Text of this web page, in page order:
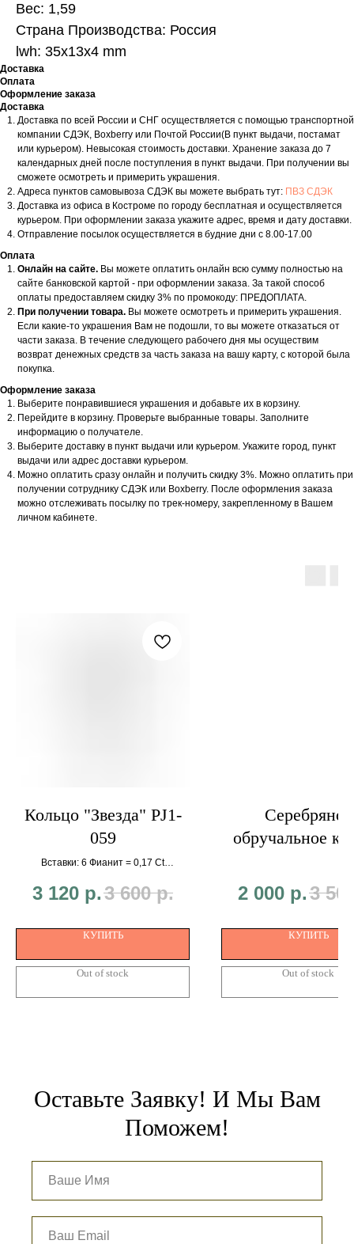
Вес: 1,59
Страна Производства: Россия
lwh: 35x13x4 mm
Доставка
Оплата
Оформление заказа
Доставка
Доставка по всей России и СНГ осуществляется с помощью транспортной
компании СДЭК, Boxberry или Почтой России(В пункт выдачи, постамат
или курьером). Невысокая стоимость доставки. Хранение заказа до 7
календарных дней после поступления в пункт выдачи. При получении вы
сможете осмотреть и примерить украшения.
Адреса пунктов самовывоза СДЭК вы можете выбрать тут: ПВЗ СДЭК
Доставка из офиса в Костроме по городу бесплатная и осуществляется
курьером. При оформлении заказа укажите адрес, время и дату доставки.
Отправление посылок осуществляется в будние дни с 8.00-17.00
Оплата
Онлайн на сайте. Вы можете оплатить онлайн всю сумму полностью на
сайте банковской картой - при оформлении заказа. За такой способ
оплаты предоставляем скидку 3% по промокоду: ПРЕДОПЛАТА.
При получении товара. Вы можете осмотреть и примерить украшения.
Если какие-то украшения Вам не подошли, то вы можете отказаться от
части заказа. В течение следующего рабочего дня мы осуществим
возврат денежных средств за часть заказа на вашу карту, с которой была
покупка.
Оформление заказа
Выберите понравившиеся украшения и добавьте их в корзину.
Перейдите в корзину. Проверьте выбранные товары. Заполните
информацию о получателе.
Выберите доставку в пункт выдачи или курьером. Укажите город, пункт
выдачи или адрес доставки курьером.
Можно оплатить сразу онлайн и получить скидку 3%. Можно оплатить при
получении сотруднику СДЭК или Boxberry. После оформления заказа
можно отслеживать посылку по трек-номеру, закрепленному в Вашем
личном кабинете.
Кольцо "Звезда" PJ1-
059
Вставки: 6 Фианит = 0,17 Ct
3 120 р.3 600 р.
КУПИТЬ
Out of stock
Серебряное
обручальное
2 000 р.3
КУПИТЬ
Out of stock
Оставьте Заявку! И Мы Вам
Поможем!